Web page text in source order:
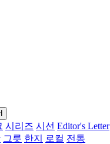
시리즈 시선 Editor's Letter
그릇 한지 로컬 전통